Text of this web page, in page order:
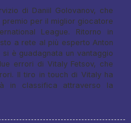
di Daniil Golovanov, che
per il miglior giocatore
League. Ritorno in
a rete al più esperto Anton
è guadagnata un vantaggio
errori di Vitaly Fetsov, che
Il tiro in touch di Vitaly ha
in classifica attraverso la